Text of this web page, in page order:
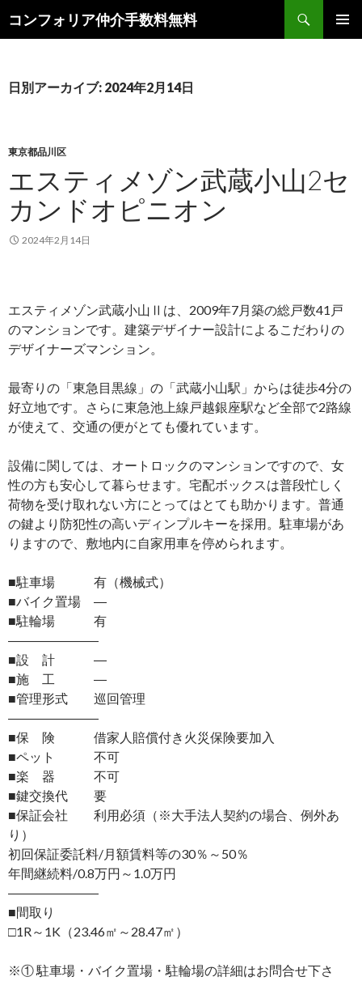
コンフォリア仲介手数料無料
索
ン
キ
プ
日別アーカイブ: 2024年2月14日
東京都品川区
エスティメゾン武蔵小山2セ
カンドオピニオン
2024年2月14日
エスティメゾン武蔵小山Ⅱは、2009年7月築の総戸数41戸
のマンションです。建築デザイナー設計によるこだわりの
デザイナーズマンション。
最寄りの「東急目黒線」の「武蔵小山駅」からは徒歩4分の
好立地です。さらに東急池上線戸越銀座駅など全部で2路線
が使えて、交通の便がとても優れています。
設備に関しては、オートロックのマンションですので、女
性の方も安心して暮らせます。宅配ボックスは普段忙しく
荷物を受け取れない方にとってはとても助かります。普通
の鍵より防犯性の高いディンプルキーを採用。駐車場があ
りますので、敷地内に自家用車を停められます。
■駐車場 有（機械式）
■バイク置場 ―
■駐輪場 有
―――――――
■設 計 ―
■施 工 ―
■管理形式 巡回管理
―――――――
■保 険 借家人賠償付き火災保険要加入
■ペット 不可
■楽 器 不可
■鍵交換代 要
■保証会社 利用必須（※大手法人契約の場合、例外あ
り）
初回保証委託料/月額賃料等の30％～50％
年間継続料/0.8万円～1.0万円
―――――――
■間取り
□1R～1K（23.46㎡～28.47㎡）
※① 駐車場・バイク置場・駐輪場の詳細はお問合せ下さ